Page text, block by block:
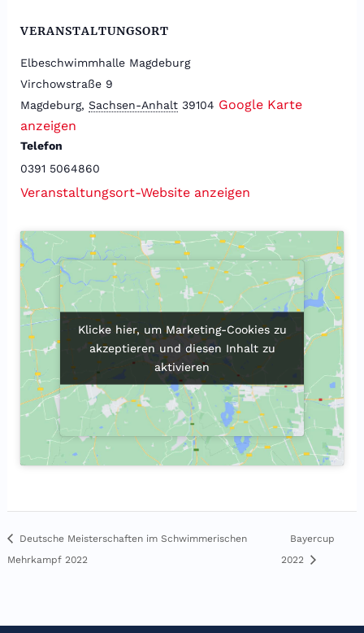
VERANSTALTUNGSORT
Elbeschwimmhalle Magdeburg
Virchowstraße 9
Magdeburg, Sachsen-Anhalt 39104 Google Karte
anzeigen
Telefon
0391 5064860
Veranstaltungsort-Website anzeigen
Klicke hier, um Marketing-Cookies zu
akzeptieren und diesen Inhalt zu
aktivieren
Klicke hier, um Marketing-Cookies zu
akzeptieren und diesen Inhalt zu
aktivieren
Deutsche Meisterschaften im Schwimmerischen
Mehrkampf 2022
Bayercup
2022